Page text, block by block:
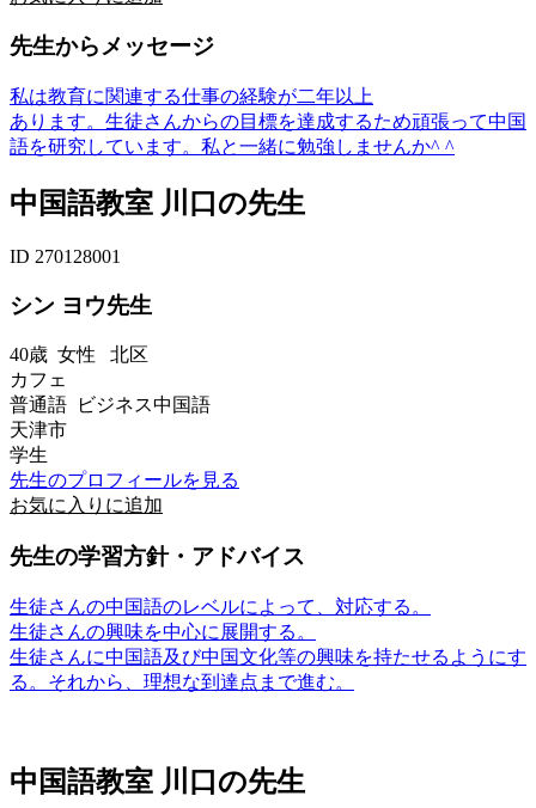
先生からメッセージ
私は教育に関連する仕事の経験が二年以上
あります。生徒さんからの目標を達成するため頑張って中国
語を研究しています。私と一緒に勉強しませんか^ ^
中国語教室 川口の先生
ID 270128001
シン ヨウ先生
40歳 女性 北区
カフェ
普通語 ビジネス中国語
天津市
学生
先生のプロフィールを見る
お気に入りに追加
先生の学習方針・アドバイス
生徒さんの中国語のレベルによって、対応する。
生徒さんの興味を中心に展開する。
生徒さんに中国語及び中国文化等の興味を持たせるようにす
る。それから、理想な到達点まで進む。
中国語教室 川口の先生